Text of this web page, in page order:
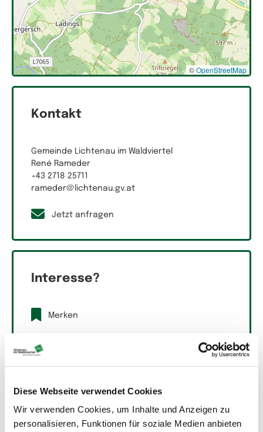
Diese Webseite verwendet Cookies
Wir verwenden Cookies, um Inhalte und Anzeigen zu
personalisieren, Funktionen für soziale Medien anbieten
©OpenStreetMap
Kontakt
Gemeinde Lichtenau im Waldviertel
René Rameder
+43 2718 25711
rameder@lichtenau.gv.at
Jetzt anfragen
Interesse?
Merken
Teilen
Suchassistent aktivieren